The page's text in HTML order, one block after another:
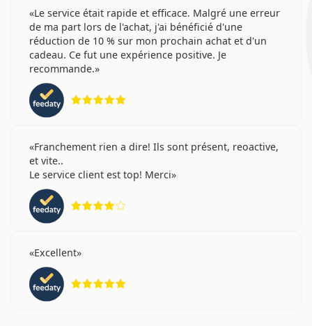
Le service était rapide et efficace. Malgré une erreur
de ma part lors de l'achat, j'ai bénéficié d'une
réduction de 10 % sur mon prochain achat et d'un
cadeau. Ce fut une expérience positive. Je
recommande.
Franchement rien a dire! Ils sont présent, reoactive,
et vite..
Le service client est top! Merci
Excellent